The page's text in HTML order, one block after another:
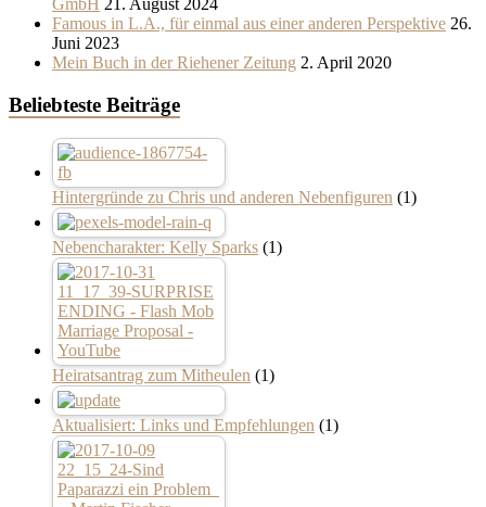
GmbH 21. August 2024
Famous in L.A., für einmal aus einer anderen Perspektive 26.
Juni 2023
Mein Buch in der Riehener Zeitung 2. April 2020
Beliebteste Beiträge
Hintergründe zu Chris und anderen Nebenfiguren (1)
Nebencharakter: Kelly Sparks (1)
Heiratsantrag zum Mitheulen (1)
Aktualisiert: Links und Empfehlungen (1)